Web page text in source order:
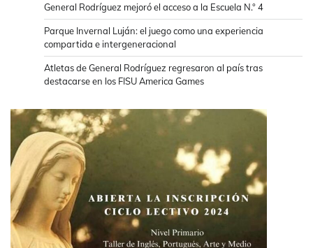
General Rodríguez mejoró el acceso a la Escuela N.° 4
Parque Invernal Luján: el juego como una experiencia
compartida e intergeneracional
Atletas de General Rodríguez regresaron al país tras
destacarse en los FISU America Games